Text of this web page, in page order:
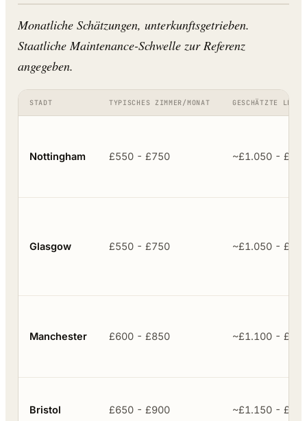
Monatliche Schätzungen, unterkunftsgetrieben.
Staatliche Maintenance-Schwelle zur Referenz
angegeben.
STADT TYPISCHES ZIMMER/MONAT GESCHÄTZTE
Nottingham £550 - £750 ~£1.050 -
Glasgow £550 - £750 ~£1.050 -
Manchester £600 - £850 ~£1.100 -
Bristol £650 - £900 ~£1.150 -